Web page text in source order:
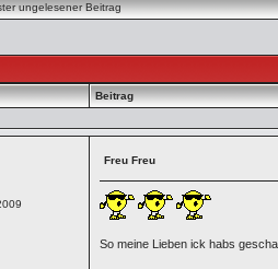
ungelesener Beitrag
Beitrag
Freu Freu
So meine Lieben ick habs